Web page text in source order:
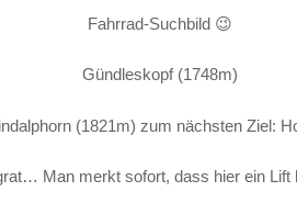
Fahrrad-Suchbild 😉
Gündleskopf (1748m)
(1821m) zum nächsten Ziel:
Man merkt sofort, dass hier ein Lift